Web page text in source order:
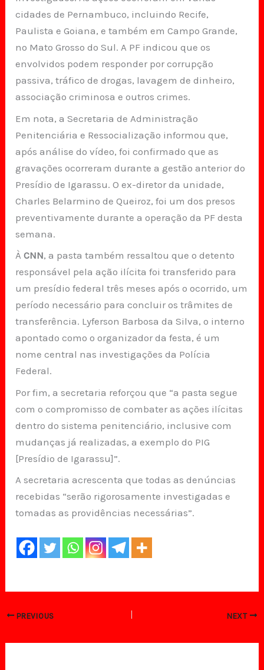
cidades de Pernambuco, incluindo Recife,
Paulista e Goiana, e também em Campo Grande,
no Mato Grosso do Sul. A PF indicou que os
envolvidos podem responder por corrupção
passiva, tráfico de drogas, lavagem de dinheiro,
associação criminosa e outros crimes.
Em nota, a Secretaria de Administração
Penitenciária e Ressocialização informou que,
após análise do vídeo, foi confirmado que as
gravações ocorreram durante a gestão anterior do
Presídio de Igarassu. O ex-diretor da unidade,
Charles Belarmino de Queiroz, foi um dos presos
preventivamente durante a operação da PF desta
semana.
ÀCNN, a pasta também ressaltou que o detento
responsável pela ação ilícita foi transferido para
um presídio federal três meses após o ocorrido, um
período necessário para concluir os trâmites de
transferência. Lyferson Barbosa da Silva, o interno
apontado como o organizador da festa, é um
nome central nas investigações da Polícia
Federal.
Por fim, a secretaria reforçou que “a pasta segue
com o compromisso de combater as ações ilícitas
dentro do sistema penitenciário, inclusive com
mudanças já realizadas, a exemplo do PIG
[Presídio de Igarassu]”.
A secretaria acrescenta que todas as denúncias
recebidas “serão rigorosamente investigadas e
tomadas as providências necessárias”.
PREVIOUS NEXT